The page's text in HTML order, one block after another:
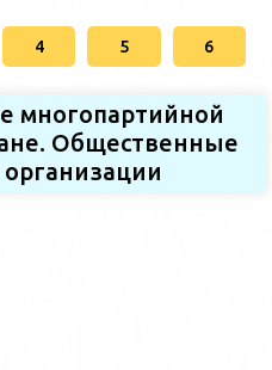
4 5 6
многопартийной
Общественные